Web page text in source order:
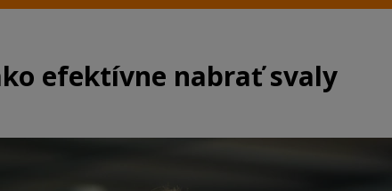
efektívne nabrať svaly